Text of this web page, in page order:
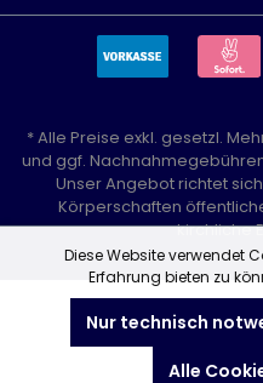
* Alle Preise exkl. gesetzl.
und ggf.
Unser Angebot richtet
Körperschaften
kirchliche
Diese Website verwendet
Erfahrung bieten zu
Nur technisch
Alle